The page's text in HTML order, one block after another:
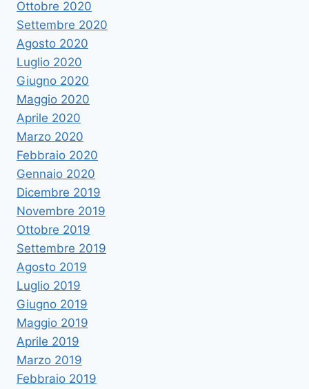
Ottobre 2020
Settembre 2020
Agosto 2020
Luglio 2020
Giugno 2020
Maggio 2020
Aprile 2020
Marzo 2020
Febbraio 2020
Gennaio 2020
Dicembre 2019
Novembre 2019
Ottobre 2019
Settembre 2019
Agosto 2019
Luglio 2019
Giugno 2019
Maggio 2019
Aprile 2019
Marzo 2019
Febbraio 2019